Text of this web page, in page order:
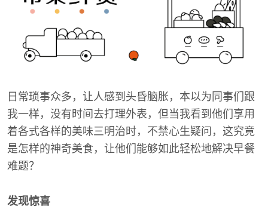
日常琐事众多，让人感到头昏脑胀，本以为同事们跟
我一样，没有时间去打理外表，但当我看到他们享用
着各式各样的美味三明治时，不禁心生疑问，这究竟
是怎样的神奇美食，让他们能够如此轻松地解决早餐
难题？
发现惊喜